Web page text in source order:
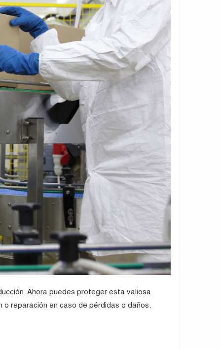
Ahora puedes proteger esta valiosa
reparación en caso de pérdidas o daños.